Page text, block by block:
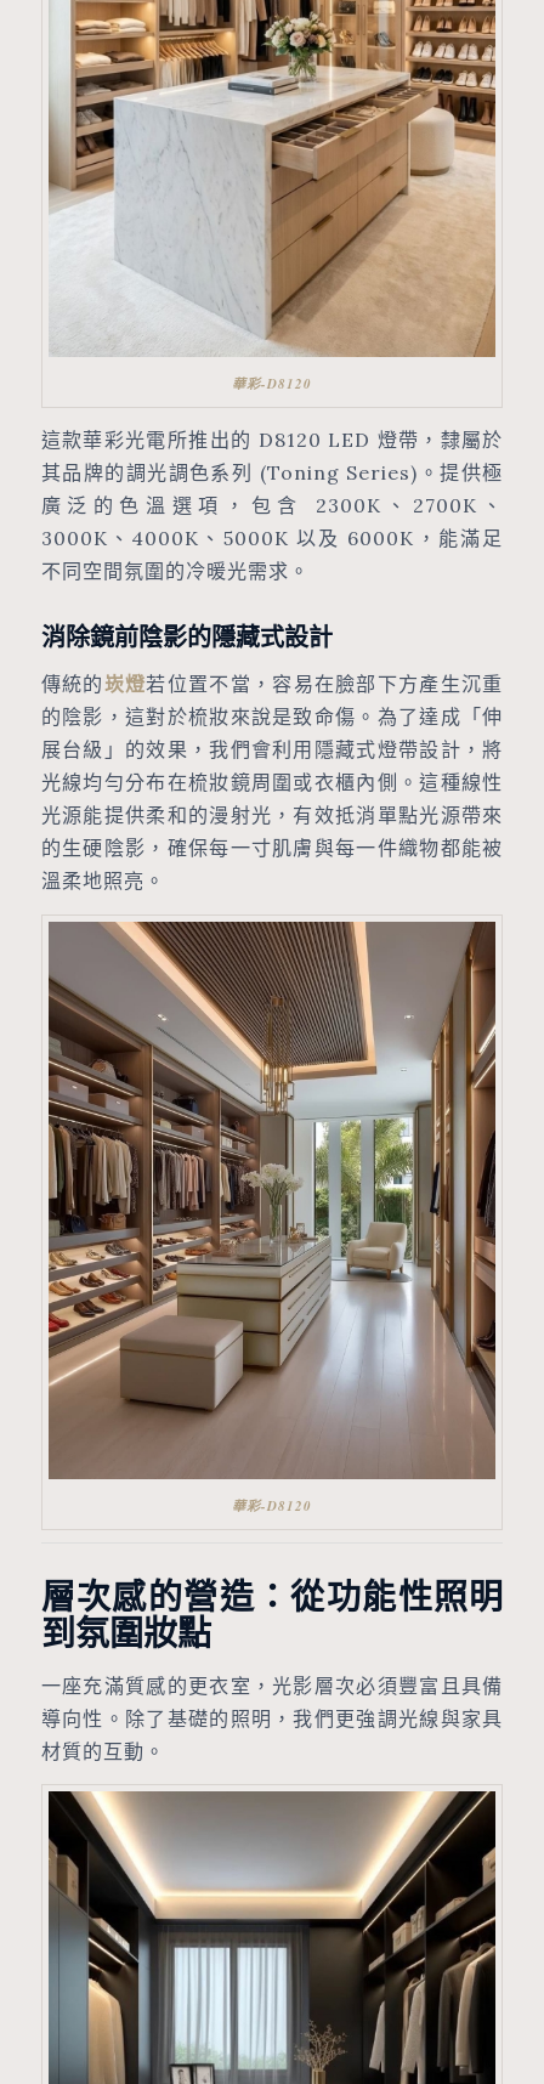
華彩-D8120
這款華彩光電所推出的 D8120 LED 燈帶，隸屬於
其品牌的調光調色系列 (Toning Series)。提供極
廣泛的色溫選項，包含 2300K、2700K、
3000K、4000K、5000K 以及 6000K，能滿足
不同空間氛圍的冷暖光需求。
消除鏡前陰影的隱藏式設計
傳統的崁燈若位置不當，容易在臉部下方產生沉重
的陰影，這對於梳妝來說是致命傷。為了達成「伸
展台級」的效果，我們會利用隱藏式燈帶設計，將
光線均勻分布在梳妝鏡周圍或衣櫃內側。這種線性
光源能提供柔和的漫射光，有效抵消單點光源帶來
的生硬陰影，確保每一寸肌膚與每一件織物都能被
溫柔地照亮。
華彩-D8120
層次感的營造：從功能性照明
到氛圍妝點
一座充滿質感的更衣室，光影層次必須豐富且具備
導向性。除了基礎的照明，我們更強調光線與家具
材質的互動。